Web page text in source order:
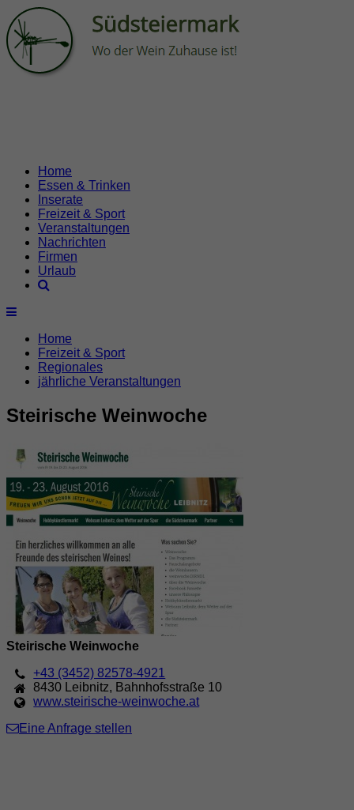
Home
Essen & Trinken
Inserate
Freizeit & Sport
Veranstaltungen
Nachrichten
Firmen
Urlaub
Home
Freizeit & Sport
Regionales
jährliche Veranstaltungen
Steirische Weinwoche
Steirische Weinwoche
+43 (3452) 82578-4921
8430
Leibnitz, Bahnhofsstraße 10
www.steirische-weinwoche.at
Eine Anfrage stellen